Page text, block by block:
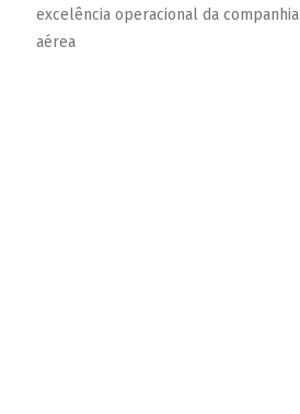
excelência operacional da companhia
aérea